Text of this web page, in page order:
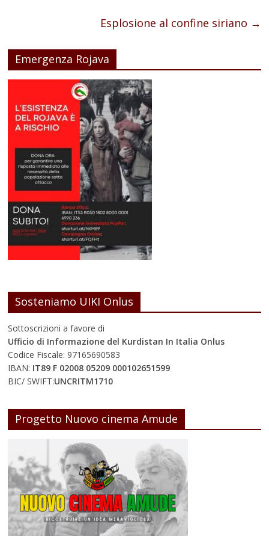
Esplosione al confine siriano →
Emergenza Rojava
Sosteniamo UIKI Onlus
Sottoscrizioni a favore di
Ufficio di Informazione del Kurdistan In Italia Onlus
Codice Fiscale: 97165690583
IBAN: IT89 F 02008 05209 000102651599
BIC/ SWIFT:UNCRITM1710
Progetto Nuovo cinema Amude